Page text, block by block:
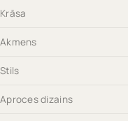
Krāsa
Akmens
Stils
Aproces dizains